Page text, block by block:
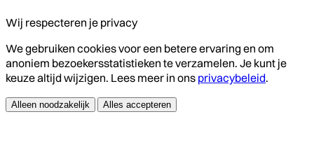
Wij respecteren je privacy
We gebruiken cookies voor een betere ervaring en om
anoniem bezoekersstatistieken te verzamelen. Je kunt je
keuze altijd wijzigen. Lees meer in ons privacybeleid.
Alleen noodzakelijk Alles accepteren